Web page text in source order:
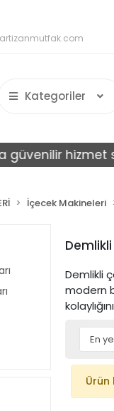
hizmet
Kategoriler
İçecek Makineleri
Demlikli
modern
Ürün